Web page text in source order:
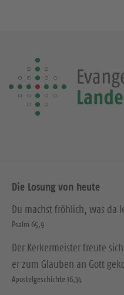
Die Losung von heute
Du machst fröhlich, was da
Psalm 65,9
Der Kerkermeister freute
er zum Glauben an Gott
Apostelgeschichte 16,34